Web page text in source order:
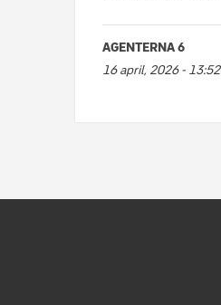
AGENTERNA 6
16 april, 2026 - 13:52